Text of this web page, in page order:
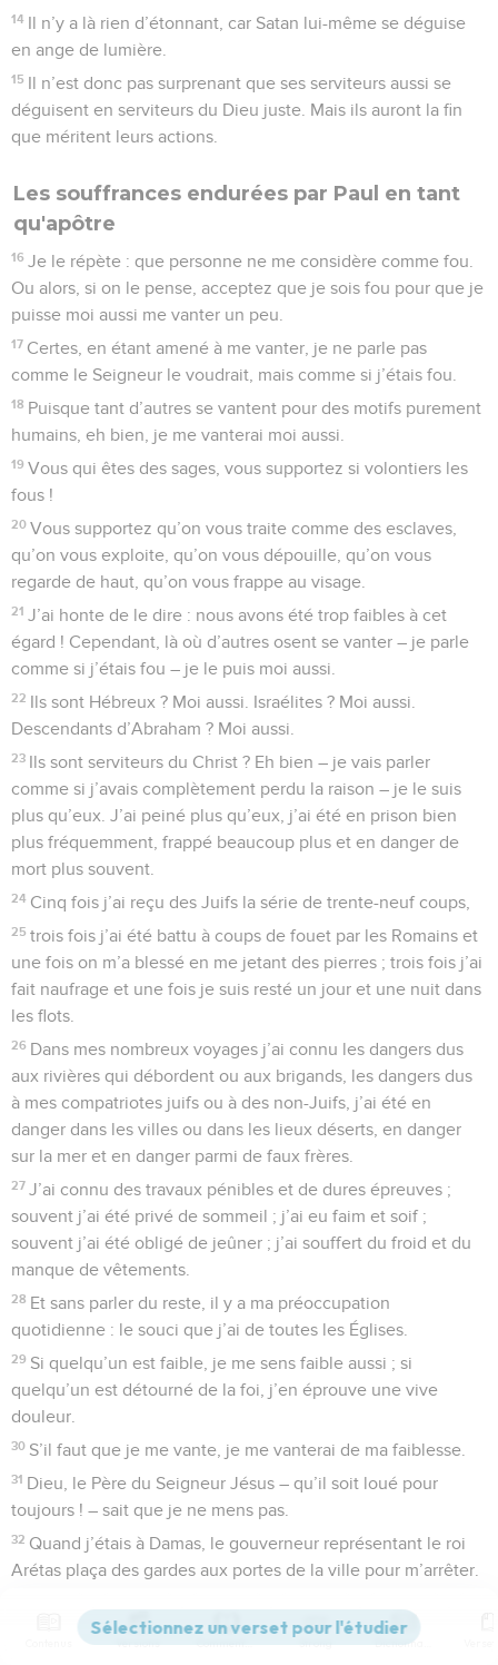
14 Il n’y a là rien d’étonnant, car Satan lui-même se déguise
en ange de lumière.
15 Il n’est donc pas surprenant que ses serviteurs aussi se
déguisent en serviteurs du Dieu juste. Mais ils auront la fin
que méritent leurs actions.
Les souffrances endurées par Paul en tant
qu'apôtre
16 Je le répète : que personne ne me considère comme fou.
Ou alors, si on le pense, acceptez que je sois fou pour que je
puisse moi aussi me vanter un peu.
17 Certes, en étant amené à me vanter, je ne parle pas
comme le Seigneur le voudrait, mais comme si j’étais fou.
18 Puisque tant d’autres se vantent pour des motifs purement
humains, eh bien, je me vanterai moi aussi.
19 Vous qui êtes des sages, vous supportez si volontiers les
fous !
20 Vous supportez qu’on vous traite comme des esclaves,
qu’on vous exploite, qu’on vous dépouille, qu’on vous
regarde de haut, qu’on vous frappe au visage.
21 J’ai honte de le dire : nous avons été trop faibles à cet
égard ! Cependant, là où d’autres osent se vanter – je parle
comme si j’étais fou – je le puis moi aussi.
22 Ils sont Hébreux ? Moi aussi. Israélites ? Moi aussi.
Descendants d’Abraham ? Moi aussi.
23 Ils sont serviteurs du Christ ? Eh bien – je vais parler
comme si j’avais complètement perdu la raison – je le suis
plus qu’eux. J’ai peiné plus qu’eux, j’ai été en prison bien
plus fréquemment, frappé beaucoup plus et en danger de
mort plus souvent.
24 Cinq fois j’ai reçu des Juifs la série de trente-neuf coups,
25 trois fois j’ai été battu à coups de fouet par les Romains et
une fois on m’a blessé en me jetant des pierres ; trois fois j’ai
fait naufrage et une fois je suis resté un jour et une nuit dans
les flots.
26 Dans mes nombreux voyages j’ai connu les dangers dus
aux rivières qui débordent ou aux brigands, les dangers dus
à mes compatriotes juifs ou à des non-Juifs, j’ai été en
danger dans les villes ou dans les lieux déserts, en danger
sur la mer et en danger parmi de faux frères.
27 J’ai connu des travaux pénibles et de dures épreuves ;
souvent j’ai été privé de sommeil ; j’ai eu faim et soif ;
souvent j’ai été obligé de jeûner ; j’ai souffert du froid et du
manque de vêtements.
28 Et sans parler du reste, il y a ma préoccupation
quotidienne : le souci que j’ai de toutes les Églises.
29 Si quelqu’un est faible, je me sens faible aussi ; si
quelqu’un est détourné de la foi, j’en éprouve une vive
douleur.
30 S’il faut que je me vante, je me vanterai de ma faiblesse.
31 Dieu, le Père du Seigneur Jésus – qu’il soit loué pour
toujours ! – sait que je ne mens pas.
32 Quand j’étais à Damas, le gouverneur représentant le roi
Arétas plaça des gardes aux portes de la ville pour m’arrêter.
l’extérieur dans une corbeille, et c’est ainsi que je lui
Versions Commentaires Strong